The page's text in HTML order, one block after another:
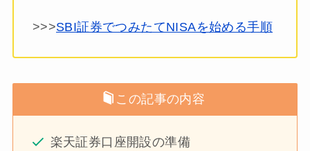
>>>SBI証券でつみたてNISAを始める手順
この記事の内容
楽天証券口座開設の準備